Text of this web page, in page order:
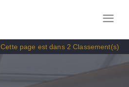
Cette page est dans 2 Classement(s)